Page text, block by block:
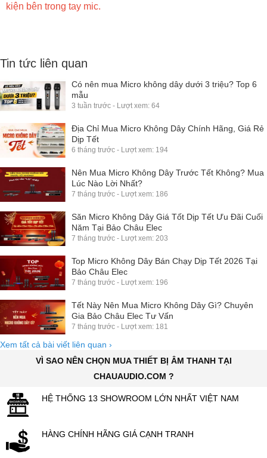
kiện bên trong tay mic.
Tin tức liên quan
Có nên mua Micro không dây dưới 3 triệu? Top 6
mẫu
3 tuần trước - Lượt xem: 64
Địa Chỉ Mua Micro Không Dây Chính Hãng, Giá Rẻ
Dịp Tết
6 tháng trước - Lượt xem: 194
Nên Mua Micro Không Dây Trước Tết Không? Mua
Lúc Nào Lời Nhất?
7 tháng trước - Lượt xem: 186
Săn Micro Không Dây Giá Tốt Dịp Tết Ưu Đãi Cuối
Năm Tại Bảo Châu Elec
7 tháng trước - Lượt xem: 203
Top Micro Không Dây Bán Chạy Dịp Tết 2026 Tại
Bảo Châu Elec
7 tháng trước - Lượt xem: 196
Tết Này Nên Mua Micro Không Dây Gì? Chuyên
Gia Bảo Châu Elec Tư Vấn
7 tháng trước - Lượt xem: 181
Xem tất cả bài viết liên quan ›
VÌ SAO NÊN CHỌN MUA THIẾT BỊ ÂM THANH TẠI
CHAUAUDIO.COM ?
HỆ THỐNG 13 SHOWROOM LỚN NHẤT VIỆT NAM
HÀNG CHÍNH HÃNG GIÁ CẠNH TRANH